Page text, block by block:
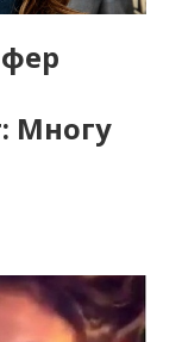
Многу